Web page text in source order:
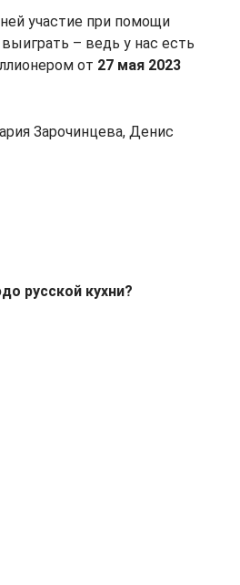
участие при помощи
– ведь у нас есть
от 27 мая 2023
Зарочинцева, Денис
русской кухни?